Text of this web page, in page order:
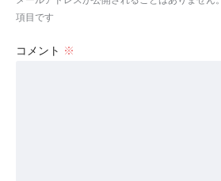
項目です
コメント ※